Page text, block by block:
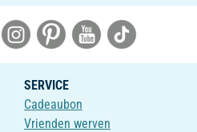
SERVICE
Cadeaubon
Vrienden werven